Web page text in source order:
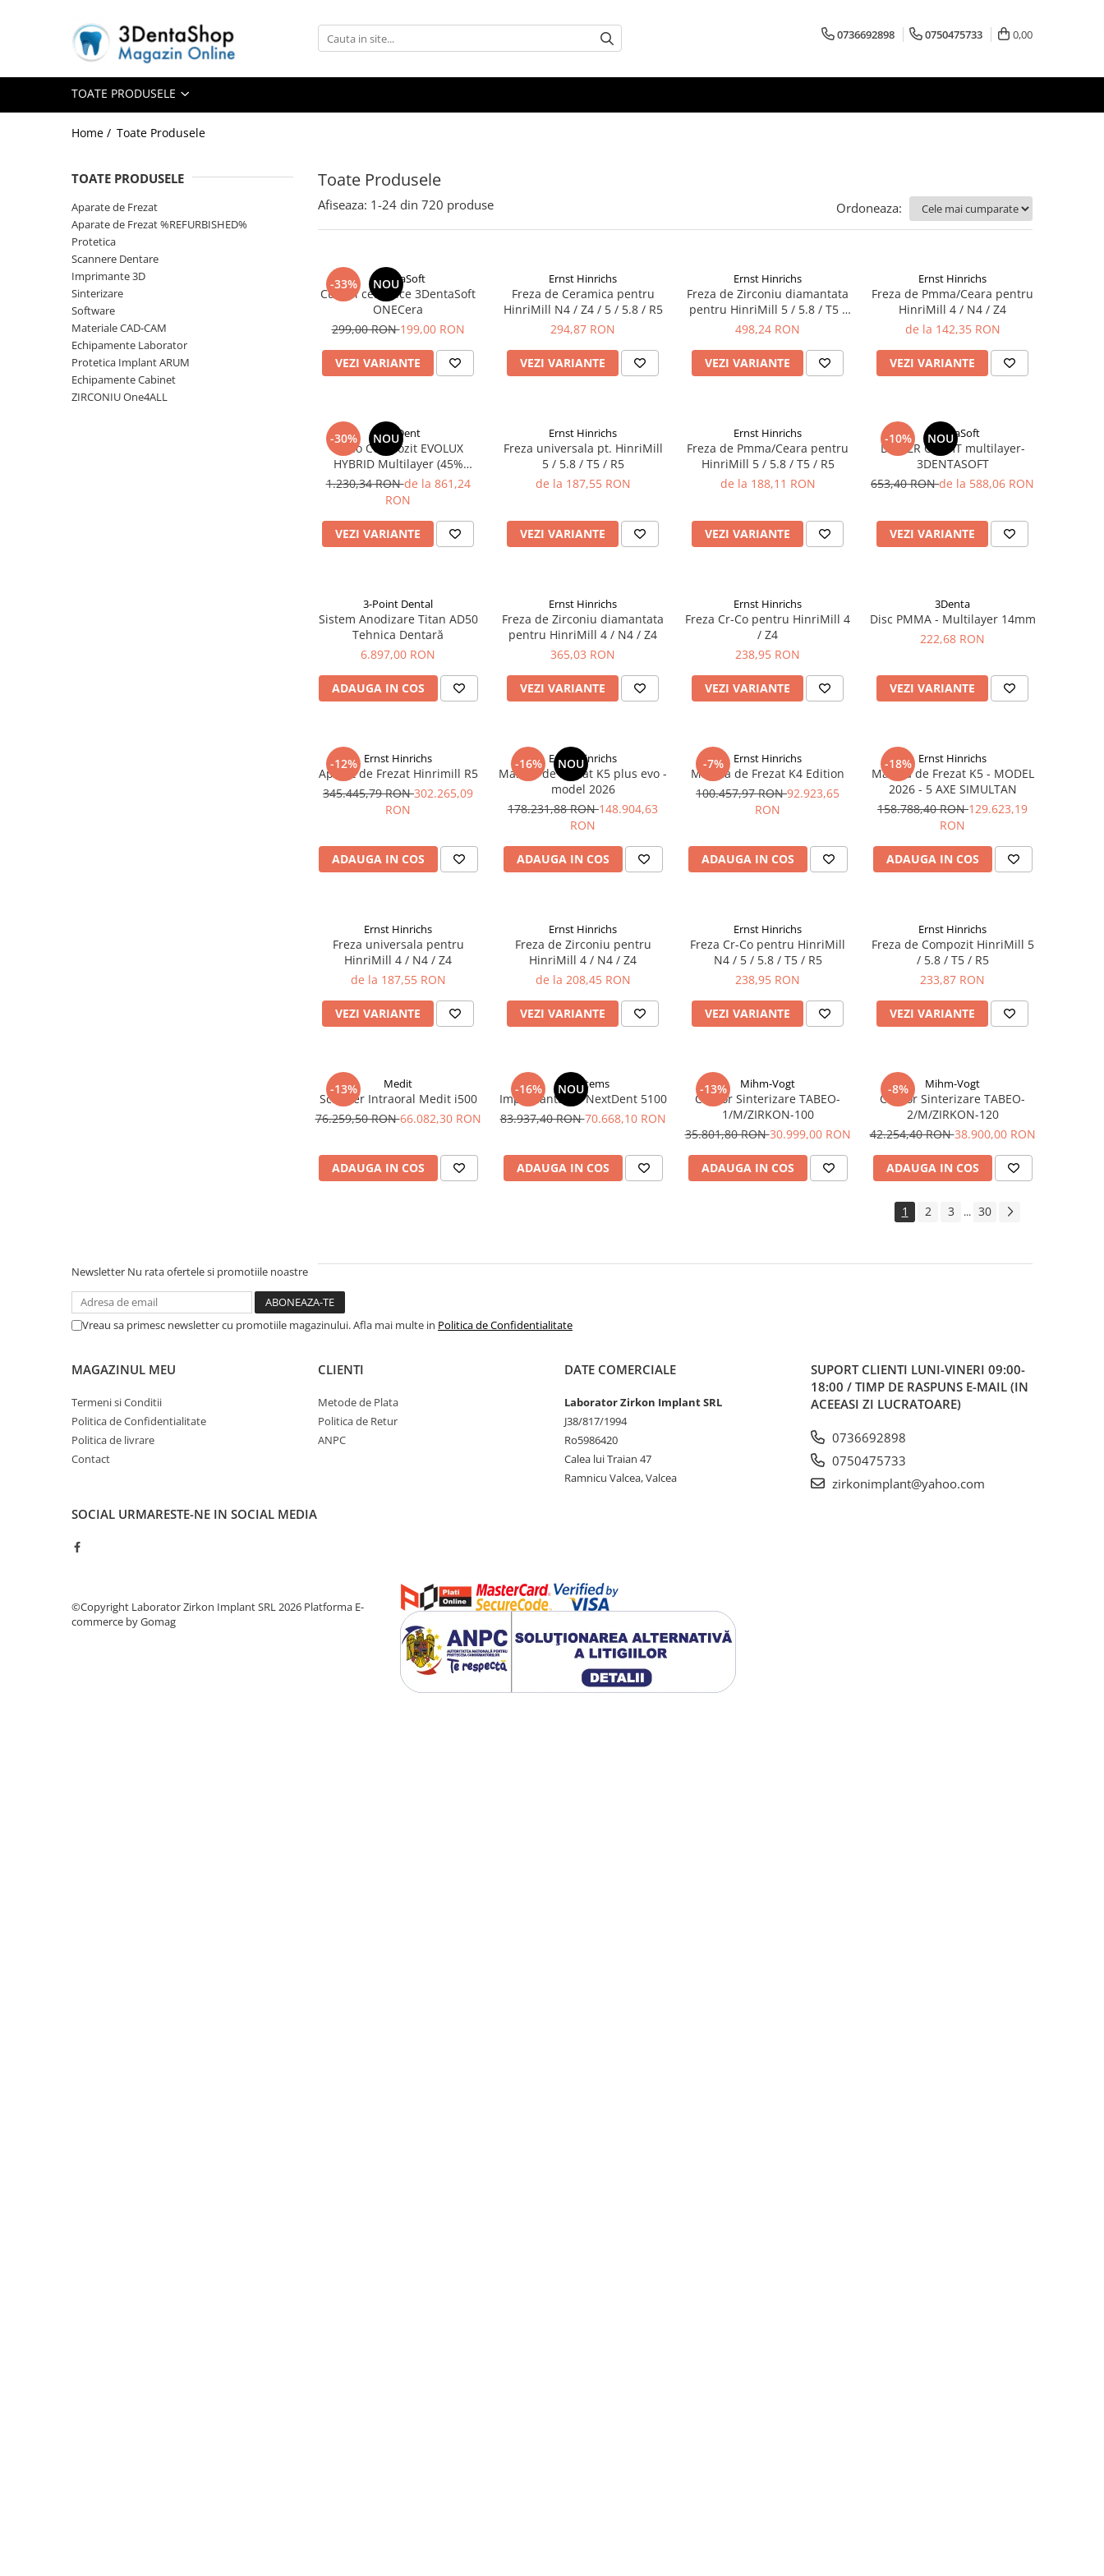
Toate Produsele
Aparate de Frezat
Frezare in 4 axe
Frezare in 5 axe
Frezare in mediu umed
Frezare si Diskchanger
Aparate de Frezat %REFURBISHED%
Anatomie redusa
Disc PMMA Biostar 98mm
Pmma Mono 98mm
Pmma Multilayer A-D 98mm
dds zirconia® t-preshaded
Disc Nano Compozit
Disc PMMA Eldy Plus
Echipamente Laborator
0736692898 0750475733 0,00
TOATE PRODUSELE
Home / Toate Produsele
Toate Produsele
TOATE PRODUSELE
Aparate de Frezat
Aparate de Frezat %REFURBISHED%
Protetica
Scannere Dentare
Imprimante 3D
Sinterizare
Software
Materiale CAD-CAM
Echipamente Laborator
Protetica Implant ARUM
Echipamente Cabinet
ZIRCONIU One4ALL
Afiseaza: 1-24 din 720 produse Ordoneaza:
-33% NOU
3DentaSoft
Cuburi ceramice 3DentaSoft
ONECera
299,00 RON199,00 RON
VEZI VARIANTE
Ernst Hinrichs
Freza de Ceramica pentru
HinriMill N4 / Z4 / 5 / 5.8 / R5
294,87 RON
VEZI VARIANTE
Ernst Hinrichs
Freza de Zirconiu diamantata
pentru HinriMill 5 / 5.8 / T5 /
R5
498,24 RON
VEZI VARIANTE
Ernst Hinrichs
Freza de Pmma/Ceara pentru
HinriMill 4 / N4 / Z4
de la 142,35 RON
VEZI VARIANTE
-30% NOU
BlueDent
Nano Compozit EVOLUX
HYBRID Multilayer (45%
Ceramica)
1.230,34 RONde la 861,24
RON
VEZI VARIANTE
Ernst Hinrichs
Freza universala pt. HinriMill
5 / 5.8 / T5 / R5
de la 187,55 RON
VEZI VARIANTE
Ernst Hinrichs
Freza de Pmma/Ceara pentru
HinriMill 5 / 5.8 / T5 / R5
de la 188,11 RON
VEZI VARIANTE
-10% NOU
3DentaSoft
Disc ZR OneHT multilayer-
3DENTASOFT
653,40 RONde la 588,06 RON
VEZI VARIANTE
3-Point Dental
Sistem Anodizare Titan AD50
Tehnica Dentară
6.897,00 RON
ADAUGA IN COS
Ernst Hinrichs
Freza de Zirconiu diamantata
pentru HinriMill 4 / N4 / Z4
365,03 RON
VEZI VARIANTE
Ernst Hinrichs
Freza Cr-Co pentru HinriMill 4
/ Z4
238,95 RON
VEZI VARIANTE
3Denta
Disc PMMA - Multilayer 14mm
222,68 RON
VEZI VARIANTE
-12% Ernst Hinrichs
Aparat de Frezat Hinrimill R5
345.445,79 RON302.265,09
RON
ADAUGA IN COS
-16% NOU
Ernst Hinrichs
Masina de Frezat K5 plus evo -
model 2026
178.231,88 RON148.904,63
RON
ADAUGA IN COS
-7% Ernst Hinrichs
Masina de Frezat K4 Edition
100.457,97 RON92.923,65
RON
ADAUGA IN COS
-18% Ernst Hinrichs
Masina de Frezat K5 - MODEL
2026 - 5 AXE SIMULTAN
158.788,40 RON129.623,19
RON
ADAUGA IN COS
Ernst Hinrichs
Freza universala pentru
HinriMill 4 / N4 / Z4
de la 187,55 RON
VEZI VARIANTE
Ernst Hinrichs
Freza de Zirconiu pentru
HinriMill 4 / N4 / Z4
de la 208,45 RON
VEZI VARIANTE
Ernst Hinrichs
Freza Cr-Co pentru HinriMill
N4 / 5 / 5.8 / T5 / R5
238,95 RON
VEZI VARIANTE
Ernst Hinrichs
Freza de Compozit HinriMill 5
/ 5.8 / T5 / R5
233,87 RON
VEZI VARIANTE
-13% Medit
Scanner Intraoral Medit i500
76.259,50 RON66.082,30 RON
ADAUGA IN COS
-16% NOU
3Dsystems
Imprimanta 3D NextDent 5100
83.937,40 RON70.668,10 RON
ADAUGA IN COS
-13% Mihm-Vogt
Cuptor Sinterizare TABEO-
1/M/ZIRKON-100
35.801,80 RON30.999,00 RON
ADAUGA IN COS
-8% Mihm-Vogt
Cuptor Sinterizare TABEO-
2/M/ZIRKON-120
42.254,40 RON38.900,00 RON
ADAUGA IN COS
1 2 3 ... 30
Newsletter Nu rata ofertele si promotiile noastre
Vreau sa primesc newsletter cu promotiile magazinului. Afla mai multe in Politica de Confidentialitate
MAGAZINUL MEU
Termeni si Conditii
Politica de Confidentialitate
Politica de livrare
Contact
CLIENTI
Metode de Plata
Politica de Retur
ANPC
DATE COMERCIALE
Laborator Zirkon Implant SRL
J38/817/1994
Ro5986420
Calea lui Traian 47
Ramnicu Valcea, Valcea
SUPORT CLIENTI LUNI-VINERI 09:00-
18:00 / TIMP DE RASPUNS E-MAIL (IN
ACEEASI ZI LUCRATOARE)
0736692898
0750475733
zirkonimplant@yahoo.com
SOCIAL URMARESTE-NE IN SOCIAL MEDIA
©Copyright Laborator Zirkon Implant SRL 2026 Platforma E-
commerce by Gomag